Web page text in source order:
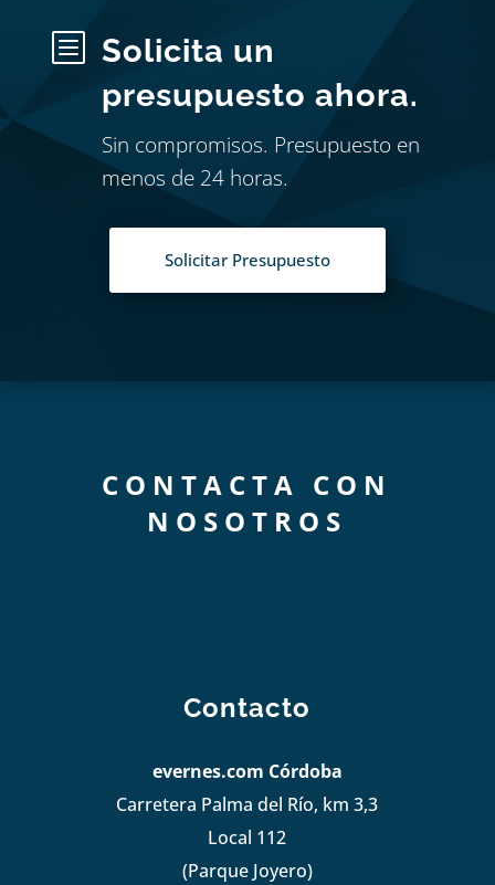
b
Solicita un
presupuesto ahora.
Sin compromisos. Presupuesto en
menos de 24 horas.
Solicitar Presupuesto
CONTACTA CON
NOSOTROS
Contacto
evernes.com Córdoba
Carretera Palma del Río, km 3,3
Local 112
(Parque Joyero)